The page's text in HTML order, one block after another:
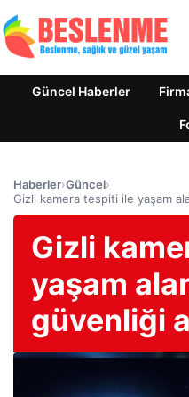
Güncel Haberler
Haberler›Güncel›
Gizli kamera tespiti ile yaşam
Gizli
yaşam
güvenliği